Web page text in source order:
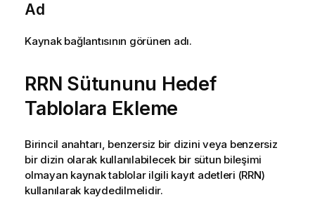
Ad
Kaynak bağlantısının görünen adı.
RRN Sütununu Hedef
Tablolara Ekleme
Birincil anahtarı, benzersiz bir dizini veya benzersiz
bir dizin olarak kullanılabilecek bir sütun bileşimi
olmayan kaynak tablolar ilgili kayıt adetleri (RRN)
kullanılarak kaydedilmelidir.